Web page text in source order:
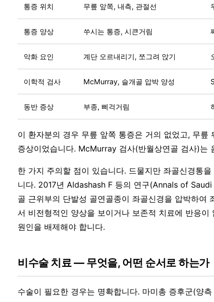
통증 위치 무릎 앞쪽, 내측, 관절선
통증 양상 쑤시는 통증, 시큰거림
악화 요인 계단 오르내리기, 쪼그려 앉기
이학적 검사 McMurray, 슬개골 압박 양성
동반 증상 부종, 삐걱거림
이 환자분의 경우 무릎 앞쪽 통증은 거의 없었고, 무릎
증상이었습니다. McMurray 검사(반월상연골 검사)는
한 가지 주의할 점이 있습니다. 드물지만 좌골신경통
니다. 2017년 Aldashash F 등의 연구(Annals of
골 근위부의 단발성 골연골종이 좌골신경을 압박하여
서 비전형적인 양상을 보이거나 보존적 치료에 반응
원인을 배제해야 합니다.
비수술 치료 — 무엇을, 어떤 순서로 하는가
수술이 필요한 경우는 명확합니다. 마미총 증후군(양